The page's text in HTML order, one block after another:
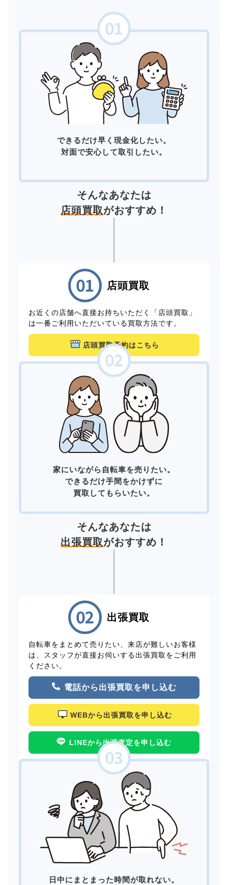
できるだけ早く現金化したい。
対面で安心して取引したい。
そんなあなたは
店頭買取がおすすめ！
店頭買取
お近くの店舗へ直接お持ちいただく「店頭買取」
は一番ご利用いただいている買取方法です。
店頭買取予約はこちら
家にいながら自転車を売りたい。
できるだけ手間をかけずに
買取してもらいたい。
そんなあなたは
出張買取がおすすめ！
出張買取
自転車をまとめて売りたい、来店が難しいお客様
は、スタッフが直接お伺いする出張買取をご利用
ください。
電話から出張買取を申し込む
WEBから出張買取を申し込む
LINEから出張査定を申し込む
日中にまとまった時間が取れない。